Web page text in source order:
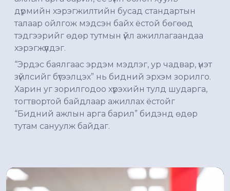
дүрмийн хэрэгжилтийн бусад стандартын
талаар ойлгож мэдсэн байх ёстой бөгөөд
тэдгээрийг өдөр тутмын үйл ажиллагаандаа
хэрэгжүүлдэг.
“Эрдэс баялгаас эрдэм мэдлэг, ур чадвар, үнэт
зүйлсийг бүтээлцэх” нь бидний эрхэм зорилго.
Харин уг зорилгодоо хүрэхийн тулд шударга,
тогтвортой байдлаар ажиллах ёстойг
“Бидний ажлын арга барил” бидэнд өдөр
тутам сануулж байдаг.